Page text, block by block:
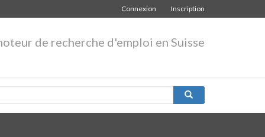
Inscription
Connexion
de recherche d'emploi en Suisse